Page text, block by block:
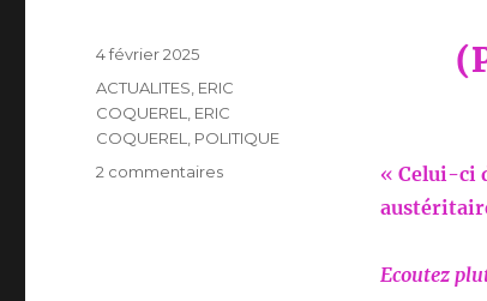
« Celui-ci
Ecoutez
Publié
4 février 2025
Catégories
ACTUALITES ERIC
COQUEREL
ERIC
COQUEREL
POLITIQUE
2 commentairessur